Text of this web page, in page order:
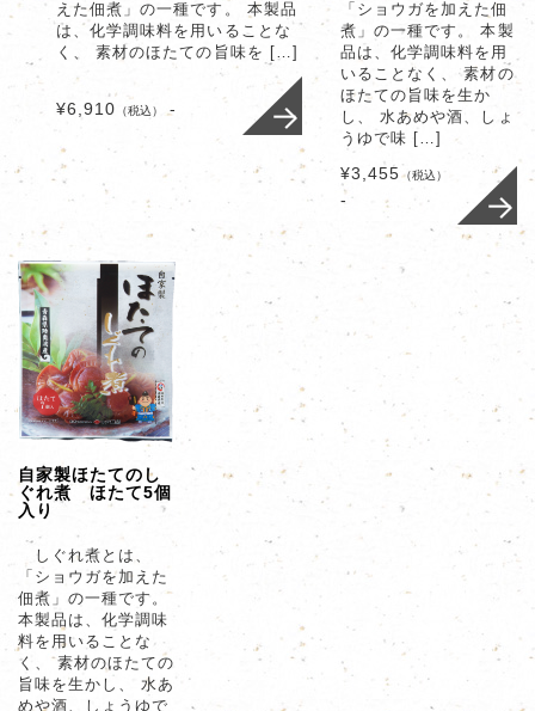
えた佃煮」の一種です。 本製品
は、化学調味料を用いることな
く、 素材のほたての旨味を […]
¥6,910 （税込） -
「ショウガを加えた佃
煮」の一種です。 本製
品は、化学調味料を用
いることなく、 素材の
ほたての旨味を生か
し、 水あめや酒、しょ
うゆで味 […]
¥3,455（税込）
-
自家製ほたてのし
ぐれ煮 ほたて5個
入り
しぐれ煮とは、
「ショウガを加えた
佃煮」の一種です。
本製品は、化学調味
料を用いることな
く、 素材のほたての
旨味を生かし、 水あ
めや酒、しょうゆで